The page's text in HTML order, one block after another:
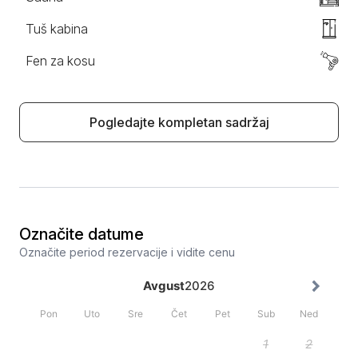
Tuš kabina
Fen za kosu
Pogledajte kompletan sadržaj
Označite datume
Označite period rezervacije i vidite cenu